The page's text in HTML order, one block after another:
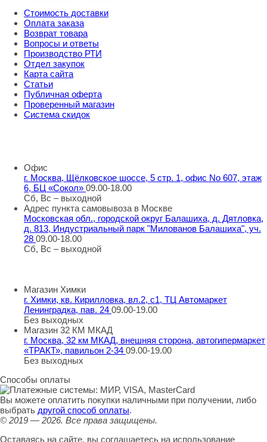
Стоимость доставки
Оплата заказа
Возврат товара
Вопросы и ответы
Производство РТИ
Отдел закупок
Карта сайта
Статьи
Публичная оферта
Проверенный магазин
Система скидок
Офис
г. Москва, Щёлковское шоссе, 5 стр. 1, офис No 607, этаж
6, БЦ «Сокол» 09.00-18.00
Сб, Вс – выходной
Адрес пункта самовывоза в Москве
Московская обл., городской округ Балашиха, д. Дятловка,
д. 813, Индустриальный парк "Милованов Балашиха", уч.
28 09.00-18.00
Сб, Вс – выходной
Магазин Химки
г. Химки, кв. Кирилловка, вл.2, с1, ТЦ Автомаркет
Ленинградка, пав. 24 09.00-19.00
Без выходных
Магазин 32 КМ МКАД
г. Москва, 32 км МКАД, внешняя сторона, автогипермаркет
«ТРАКТ», павильон 2-34 09.00-19.00
Без выходных
Способы оплаты
Вы можете оплатить покупки наличными при получении, либо
выбрать другой способ оплаты.
© 2019 — 2026. Все права защищены.
Оставаясь на сайте, вы соглашаетесь на использование